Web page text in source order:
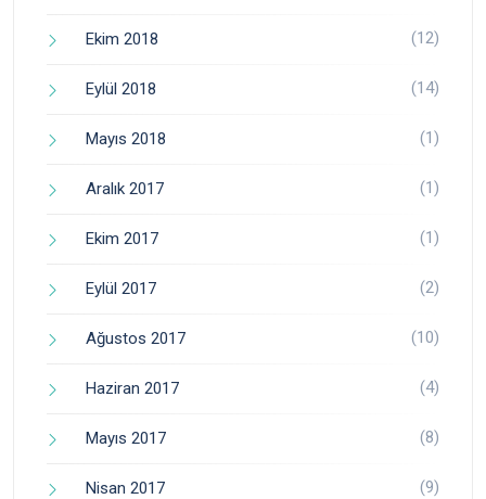
Ekim 2018 (12)
Eylül 2018 (14)
Mayıs 2018 (1)
Aralık 2017 (1)
Ekim 2017 (1)
Eylül 2017 (2)
Ağustos 2017 (10)
Haziran 2017 (4)
Mayıs 2017 (8)
Nisan 2017 (9)